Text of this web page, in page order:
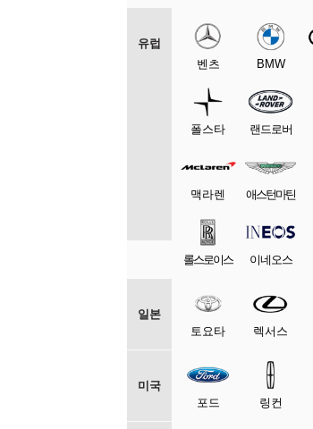
유럽
벤츠
BMW
폴스타 랜드로버
맥라렌 애스턴마틴
롤스로이스 이네오스
일본
토요타
렉서스
미국
포드
링컨